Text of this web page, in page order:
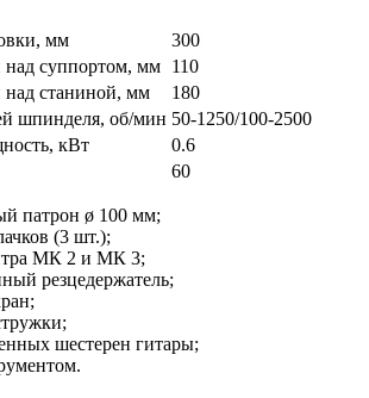
мм
300
над суппортом, мм 110
над станиной, мм
180
шпинделя, об/мин 50-1250/100-2500
кВт
0.6
60
патрон ø 100 мм;
(3 шт.);
МК 2 и МК 3;
резцедержатель;
шестерен гитары;